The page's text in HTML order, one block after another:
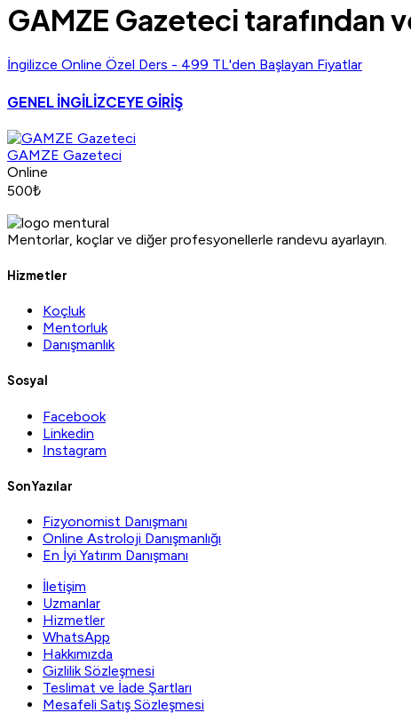
GAMZE Gazeteci tarafından
İngilizce Online Özel Ders - 499 TL'den Başlayan Fiyatlar
GENEL İNGİLİZCEYE GİRİŞ
GAMZE Gazeteci
Online
500₺
Mentorlar, koçlar ve diğer profesyonellerle randevu ayarlayın.
Hizmetler
Koçluk
Mentorluk
Danışmanlık
Sosyal
Facebook
Linkedin
Instagram
Son Yazılar
Fizyonomist Danışmanı
Online Astroloji Danışmanlığı
En İyi Yatırım Danışmanı
İletişim
Uzmanlar
Hizmetler
WhatsApp
Hakkımızda
Gizlilik Sözleşmesi
Teslimat ve İade Şartları
Mesafeli Satış Sözleşmesi